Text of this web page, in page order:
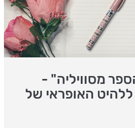
מסוויליה" -
האופראי של